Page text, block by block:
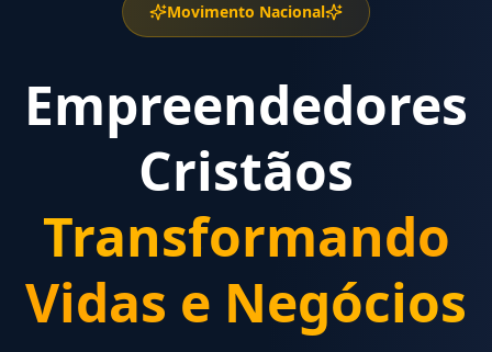
Movimento Nacional
Empreendedores
Cristãos
Transformando
Vidas e Negócios